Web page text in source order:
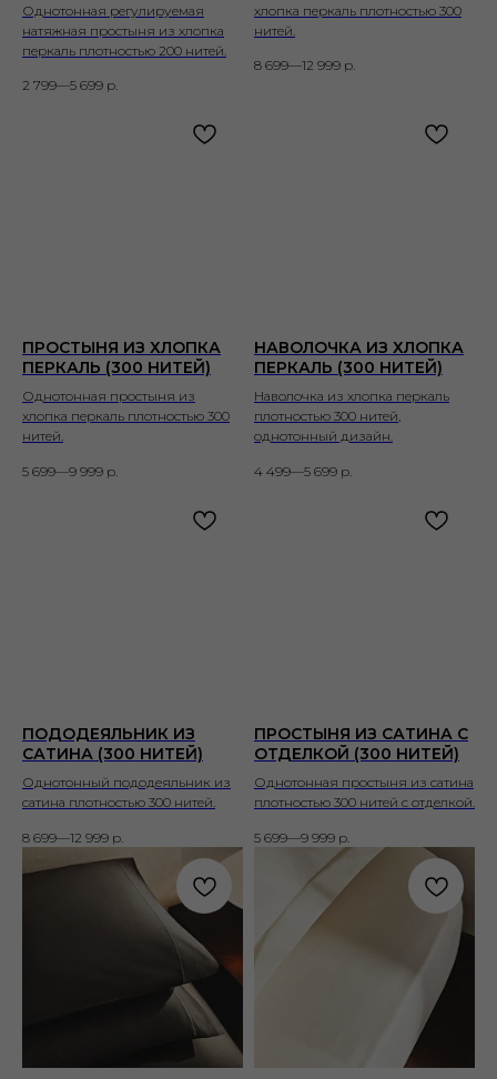
Однотонная регулируемая
натяжная простыня из хлопка
перкаль плотностью 200 нитей.
2 799—5 699 р.
хлопка перкаль плотностью 300
нитей.
8 699—12 999 р.
ПРОСТЫНЯ ИЗ ХЛОПКА
ПЕРКАЛЬ (300 НИТЕЙ)
Однотонная простыня из
хлопка перкаль плотностью 300
нитей.
5 699—9 999 р.
НАВОЛОЧКА ИЗ ХЛОПКА
ПЕРКАЛЬ (300 НИТЕЙ)
Наволочка из хлопка перкаль
плотностью 300 нитей,
однотонный дизайн.
4 499—5 699 р.
ПОДОДЕЯЛЬНИК ИЗ
САТИНА (300 НИТЕЙ)
Однотонный пододеяльник из
сатина плотностью 300 нитей.
8 699—12 999 р.
ПРОСТЫНЯ ИЗ САТИНА С
ОТДЕЛКОЙ (300 НИТЕЙ)
Однотонная простыня из сатина
плотностью 300 нитей с отделкой.
5 699—9 999 р.